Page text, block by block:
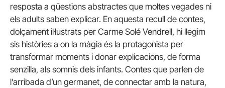
resposta a qüestions abstractes que moltes vegades ni
els adults saben explicar. En aquesta recull de contes,
dolçament il·lustrats per Carme Solé Vendrell, hi llegim
sis històries a on la màgia és la protagonista per
transformar moments i donar explicacions, de forma
senzilla, als somnis dels infants. Contes que parlen de
l’arribada d’un germanet, de connectar amb la natura,